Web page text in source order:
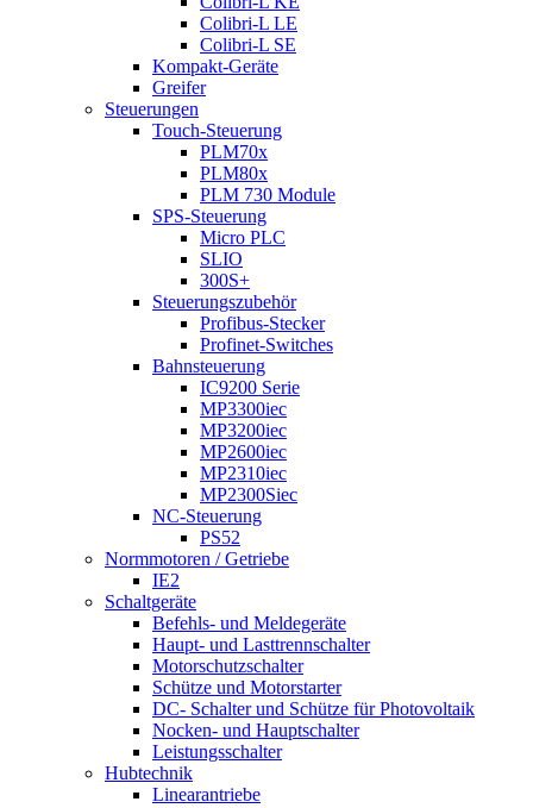
Colibri-L LE
Colibri-L SE
Kompakt-Geräte
Greifer
Steuerungen
Touch-Steuerung
PLM70x
PLM80x
PLM 730 Module
SPS-Steuerung
Micro PLC
SLIO
300S+
Steuerungszubehör
Profibus-Stecker
Profinet-Switches
Bahnsteuerung
IC9200 Serie
MP3300iec
MP3200iec
MP2600iec
MP2310iec
MP2300Siec
NC-Steuerung
PS52
Normmotoren / Getriebe
IE2
Schaltgeräte
Befehls- und Meldegeräte
Haupt- und Lasttrennschalter
Motorschutzschalter
Schütze und Motorstarter
DC- Schalter und Schütze für Photovoltaik
Nocken- und Hauptschalter
Leistungsschalter
Hubtechnik
Linearantriebe